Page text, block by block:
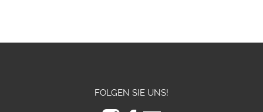
FOLGEN SIE UNS!